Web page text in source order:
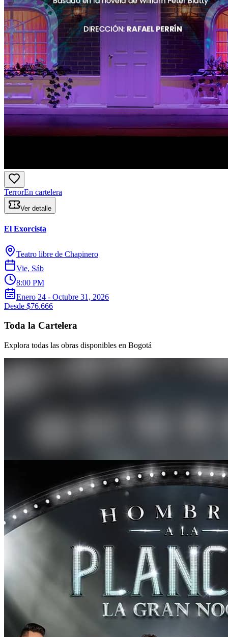
TerrorEn cartelera
Ver detalle
El Exorcista
Teatro libre de Chapinero
Vie, Sáb
8:00 PM
Enero 24 - Octubre 31, 2026
Desde $76.666
Toda la Cartelera
Explora todas las obras disponibles en Bogotá